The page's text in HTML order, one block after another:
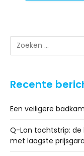
Recente
Een veiligere
Q-Lon tochtstrip: de
met laagste